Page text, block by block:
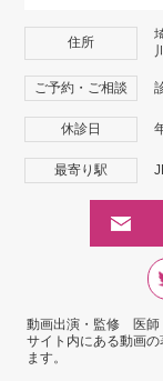
住所
ご予約・ご相談
休診日
最寄り駅
動画出演・監修 医
サイト内にある動画
ます。